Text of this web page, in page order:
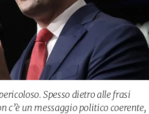
Spesso dietro alle frasi
un messaggio politico coerente,